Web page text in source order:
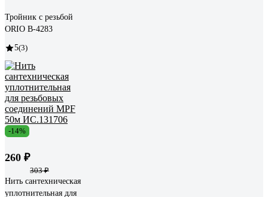
Тройник с резьбой
ORIO В-4283
5(3)
-14%
260 ₽
303 ₽
Нить сантехническая
уплотнительная для